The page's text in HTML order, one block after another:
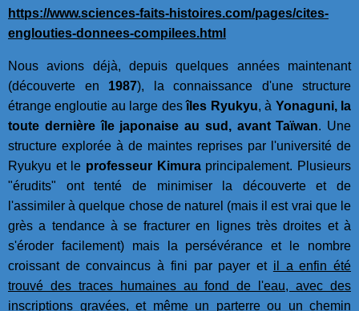
https://www.sciences-faits-histoires.com/pages/cites-
englouties-donnees-compilees.html
Nous avions déjà, depuis quelques années maintenant
(découverte en 1987), la connaissance d'une structure
étrange engloutie au large desîles Ryukyu, à Yonaguni, la
toute dernière île japonaise au sud, avant Taïwan. Une
structure explorée à de maintes reprises par l'université de
Ryukyu et le professeur Kimuraprincipalement. Plusieurs
"érudits" ont tenté de minimiser la découverte et de
l'assimiler à quelque chose de naturel (mais il est vrai que le
grès a tendance à se fracturer en lignes très droites et à
s'éroder facilement) mais la persévérance et le nombre
croissant de convaincus à fini par payer et il a enfin été
trouvé des traces humaines au fond de l'eau, avec des
inscriptions gravées, et même un parterre ou un chemin